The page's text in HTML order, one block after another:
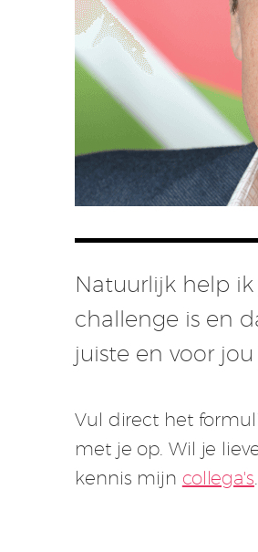
Natuurlijk help
challenge is en
juiste en voor
Vul direct het
met je op. Wil je
kennis mijn collega's.